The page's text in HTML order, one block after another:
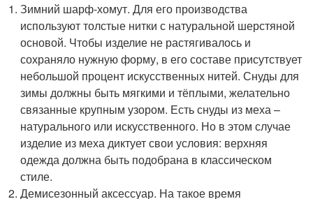
Зимний шарф-хомут. Для его производства
используют толстые нитки с натуральной шерстяной
основой. Чтобы изделие не растягивалось и
сохраняло нужную форму, в его составе присутствует
небольшой процент искусственных нитей. Снуды для
зимы должны быть мягкими и тёплыми, желательно
связанные крупным узором. Есть снуды из меха –
натурального или искусственного. Но в этом случае
изделие из меха диктует свои условия: верхняя
одежда должна быть подобрана в классическом
стиле.
Демисезонный аксессуар. На такое время